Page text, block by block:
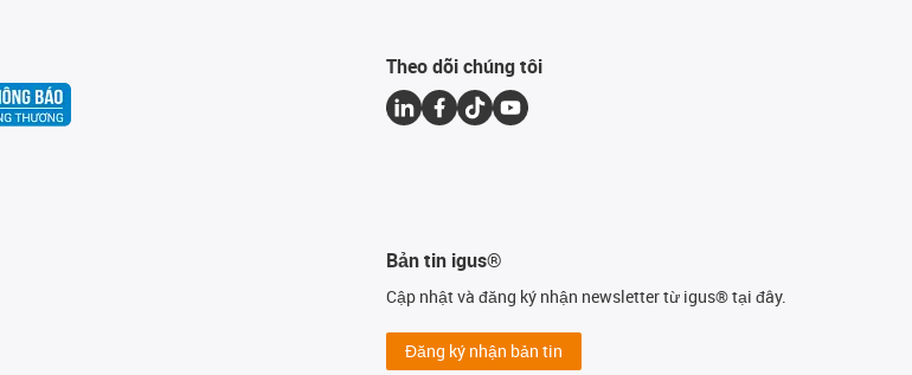
Theo dõi chúng tôi
Bản tin igus®
Cập nhật và đăng ký nhận newsletter từ igus® tại đây.
Đăng ký nhận bản tin